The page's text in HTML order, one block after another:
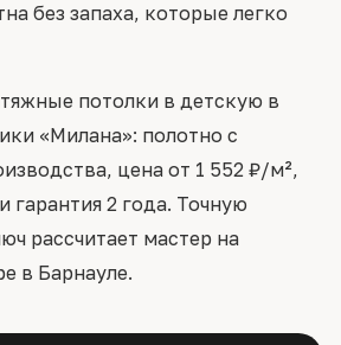
без запаха, которые легко
потолки в детскую в
«Милана»: полотно с
цена от 1 552 ₽/м²,
гарантия 2 года. Точную
рассчитает мастер на
в Барнауле.